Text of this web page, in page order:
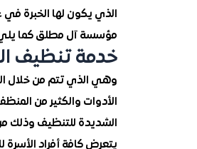
الذي يكون لها الخبرة في
مؤسسة آل مطلق كما
خدمة تنظيف
وهي الذي تتم من خلال
الأدوات والكثير من
الشديدة للتنظيف وذلك
يتعرض كافة أفراد